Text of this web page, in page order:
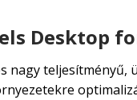
Desktop
nagy teljesítményű,